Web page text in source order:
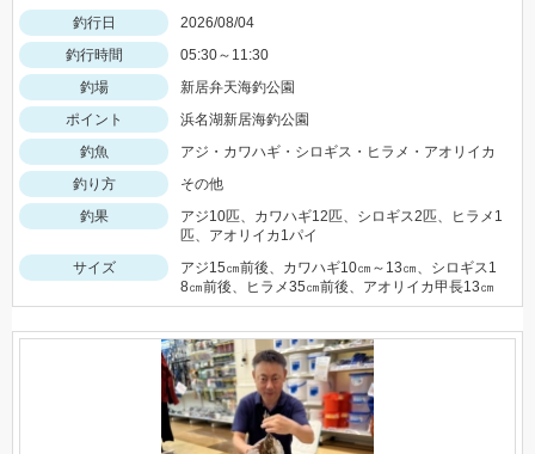
釣行日
2026/08/04
釣行時間
05:30～11:30
釣場
新居弁天海釣公園
ポイント
浜名湖新居海釣公園
釣魚
アジ・カワハギ・シロギス・ヒラメ・アオリイカ
釣り方
その他
釣果
アジ10匹、カワハギ12匹、シロギス2匹、ヒラメ1
匹、アオリイカ1パイ
サイズ
アジ15㎝前後、カワハギ10㎝～13㎝、シロギス1
8㎝前後、ヒラメ35㎝前後、アオリイカ甲長13㎝